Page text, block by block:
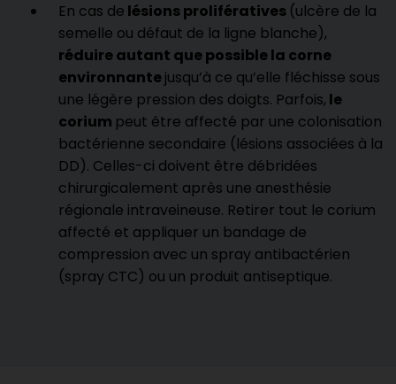
En cas de lésions prolifératives (ulcère de la
semelle ou défaut de la ligne blanche),
réduire autant que possible la corne
environnantejusqu’à ce qu’elle fléchisse sous
une légère pression des doigts. Parfois, le
corium peut être affecté par une colonisation
bactérienne secondaire (lésions associées à la
DD). Celles-ci doivent être débridées
chirurgicalement après une anesthésie
régionale intraveineuse. Retirer tout le corium
affecté et appliquer un bandage de
compression avec un spray antibactérien
(spray CTC) ou un produit antiseptique.